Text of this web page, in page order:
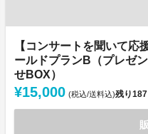
【コンサートを聞いて応
ールドプランB（プレゼ
せBOX）
¥15,000 (税込/送料込)残り187